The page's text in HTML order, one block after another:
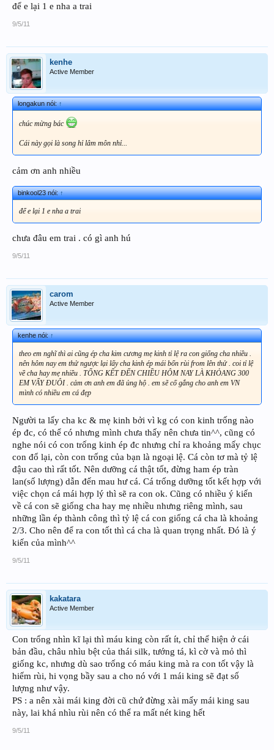
để e lại 1 e nha a trai
9/5/11
kenhe
Active Member
longakun nói:↑
chúc mừng bác
Cái này gọi là song hỉ lâm môn nhỉ...
cảm ơn anh nhiều
binkool23 nói:↑
để e lại 1 e nha a trai
chưa đâu em trai . có gì anh hú
9/5/11
carom
Active Member
kenhe nói:↑
theo em nghĩ thì ai cũng ép cha kim cương mẹ kinh tỉ lệ ra con giống cha nhiều .
nên hôm nay em thử ngược lại lấy cha kinh ép mái bổn rùi from lên thử . coi tỉ lệ
về cha hay mẹ nhiều . TỔNG KẾT ĐẾN CHIỀU HÔM NAY LÀ KHỎANG 300
EM VẨY ĐUÔI . cảm ơn anh em đã ủng hộ . em sẽ cố gắng cho anh em VN
mình có nhiều em cá đẹp
Người ta lấy cha kc & mẹ kinh bởi vì kg có con kinh trống nào
ép đc, có thể có nhưng mình chưa thấy nên chưa tin^^, cũng có
nghe nói có con trống kinh ép đc nhưng chỉ ra khoảng mấy chục
con đổ lại, còn con trống của bạn là ngoại lệ. Cá còn tơ mà tỷ lệ
đậu cao thì rất tốt. Nên dưỡng cá thật tốt, đừng ham ép tràn
lan(số lượng) dẫn đến mau hư cá. Cá trống dưỡng tốt kết hợp với
việc chọn cá mái hợp lý thì sẽ ra con ok. Cũng có nhiều ý kiến
về cá con sẽ giống cha hay mẹ nhiều nhưng riêng mình, sau
những lần ép thành công thì tỷ lệ cá con giống cá cha là khoảng
2/3. Cho nên để ra con tốt thì cá cha là quan trọng nhất. Đó là ý
kiến của mình^^
9/5/11
kakatara
Active Member
Con trống nhìn kĩ lại thì máu king còn rất ít, chỉ thể hiện ở cái
bản đầu, châu nhìu bệt của thái silk, tướng tá, kì cờ và mỏ thì
giống kc, nhưng dù sao trống có máu king mà ra con tốt vậy là
hiếm rùi, hi vọng bầy sau a cho nó với 1 mái king sẽ đạt số
lượng như vậy.
PS : a nên xài mái king đời cũ chứ đừng xài mấy mái king sau
này, lai khá nhìu rùi nên có thể ra mất nét king hết
9/5/11